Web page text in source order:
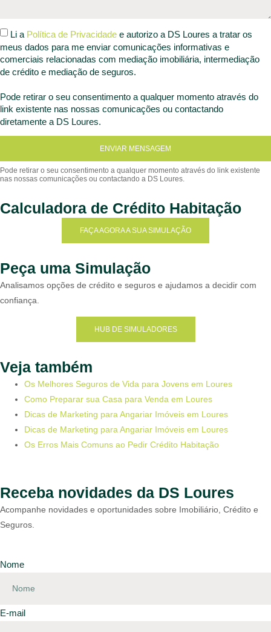
Li a Política de Privacidade e autorizo a DS Loures a tratar os
meus dados para me enviar comunicações informativas e
comerciais relacionadas com mediação imobiliária, intermediação
de crédito e mediação de seguros.
Pode retirar o seu consentimento a qualquer momento através do
link existente nas nossas comunicações ou contactando
diretamente a DS Loures.
ENVIAR MENSAGEM
Calculadora de Crédito Habitação
FAÇA AGORA A SUA SIMULAÇÃO
Peça uma Simulação
Analisamos opções de crédito e seguros e ajudamos a decidir com
confiança.
HUB DE SIMULADORES
Veja também
Os Melhores Seguros de Vida para Jovens em Loures
Como Preparar sua Casa para Venda em Loures
Dicas de Marketing para Angariar Imóveis em Loures
Dicas de Marketing para Angariar Imóveis em Loures
Os Erros Mais Comuns ao Pedir Crédito Habitação
Receba novidades da DS Loures
Acompanhe novidades e oportunidades sobre Imobiliário, Crédito e
Seguros.
Nome
E-mail